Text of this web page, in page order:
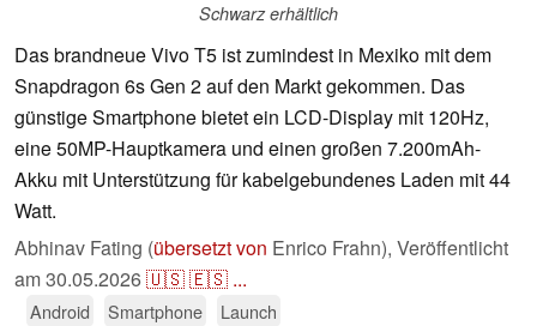
Schwarz erhältlich
Das brandneue Vivo T5 ist zumindest in Mexiko mit dem
Snapdragon 6s Gen 2 auf den Markt gekommen. Das
günstige Smartphone bietet ein LCD-Display mit 120Hz,
eine 50MP-Hauptkamera und einen großen 7.200mAh-
Akku mit Unterstützung für kabelgebundenes Laden mit 44
Watt.
Abhinav Fating (übersetzt von Enrico Frahn), Veröffentlicht
am30.05.2026🇺🇸🇪🇸 ...
Android Smartphone Launch